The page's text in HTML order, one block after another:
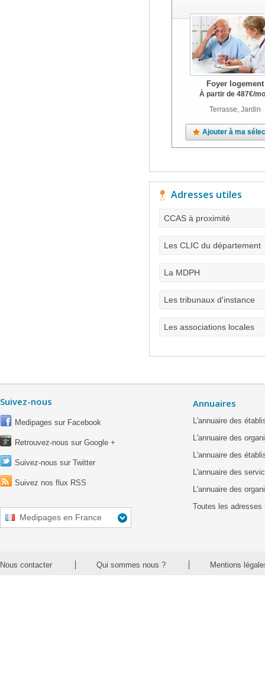
Foyer logement
À partir de 487€/
Terrasse, Jardin
Ajouter à ma
Adresses utiles
CCAS à proximité
Les CLIC du département
La MDPH
Les tribunaux d'instance
Les associations locales
Suivez-nous
Medipages sur Facebook
Retrouvez-nous sur Google +
Suivez-nous sur Twitter
Suivez nos flux RSS
Medipages en France
Annuaires
L'annuaire des
L'annuaire des
L'annuaire des
L'annuaire des
L'annuaire des
Toutes les adresses
Nous contacter Qui sommes nous ? Mentions